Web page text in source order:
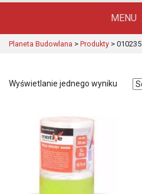
MENU
Planeta Budowlana > Produkty > 010235
Wyświetlanie jednego wyniku